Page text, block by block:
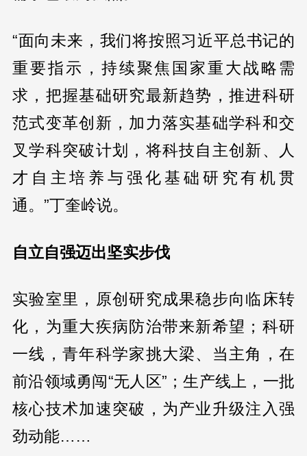
“面向未来，我们将按照习近平总书记的
重要指示，持续聚焦国家重大战略需
求，把握基础研究最新趋势，推进科研
范式变革创新，加力落实基础学科和交
叉学科突破计划，将科技自主创新、人
才自主培养与强化基础研究有机贯
通。”丁奎岭说。
自立自强迈出坚实步伐
实验室里，原创研究成果稳步向临床转
化，为重大疾病防治带来新希望；科研
一线，青年科学家挑大梁、当主角，在
前沿领域勇闯“无人区”；生产线上，一批
核心技术加速突破，为产业升级注入强
劲动能……